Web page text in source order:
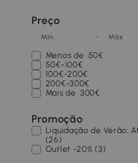
Preço
Mín. - Máx
Menos de 50€
50€-100€
100€-200€
200€-300€
Mais de300€
Promoção
Liquidação de Verão:
(26)
Outlet -20% (3)